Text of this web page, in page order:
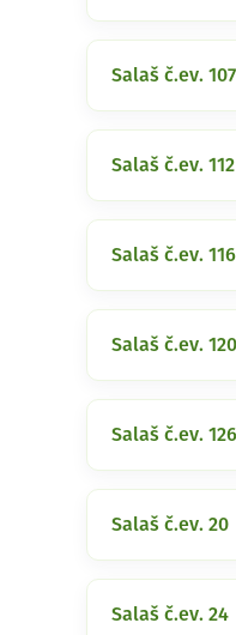
Salaš č.ev. 107
Salaš č.ev. 112
Salaš č.ev. 116
Salaš č.ev. 120
Salaš č.ev. 126
Salaš č.ev. 20
Salaš č.ev. 24